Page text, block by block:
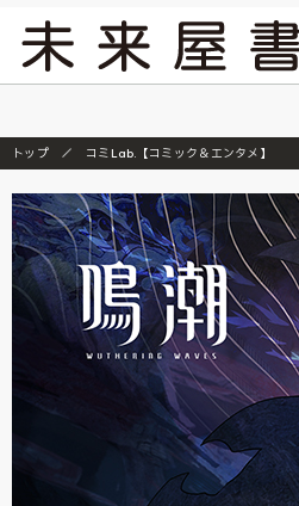
トップ コミLab.【コミック＆エンタメ】